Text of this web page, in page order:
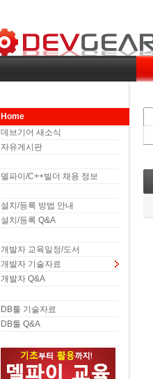
Home
데브기어 새소식
자유게시판
델파이/C++빌더 채용 정보
설치/등록 방법 안내
설치/등록 Q&A
개발자 교육일정/도서
개발자 기술자료
개발자 Q&A
DB툴 기술자료
DB툴 Q&A